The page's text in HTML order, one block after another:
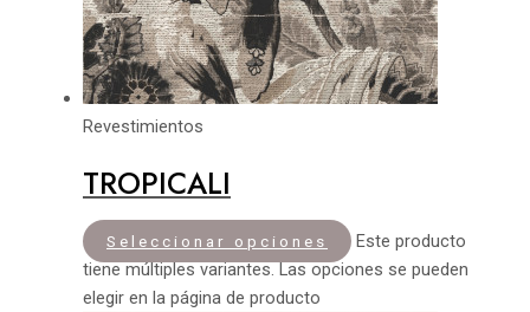
Revestimientos
TROPICALI
Seleccionar opciones
Este producto
tiene múltiples variantes. Las opciones se pueden
elegir en la página de producto